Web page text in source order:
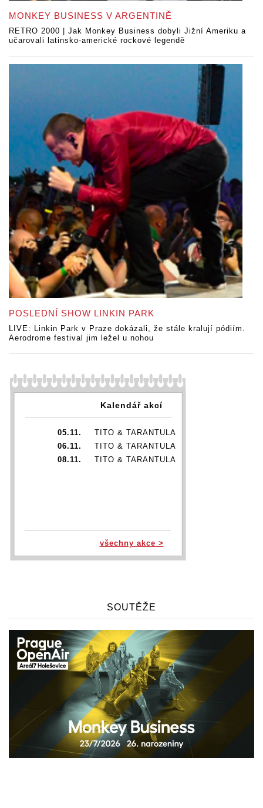
MONKEY BUSINESS V ARGENTINĚ
RETRO 2000 | Jak Monkey Business dobyli Jižní Ameriku a
učarovali latinsko-americké rockové legendě
POSLEDNÍ SHOW LINKIN PARK
LIVE: Linkin Park v Praze dokázali, že stále kralují pódiím.
Aerodrome festival jim ležel u nohou
Kalendář akcí
05.11.
TITO & TARANTULA
06.11.
TITO & TARANTULA
08.11.
TITO & TARANTULA
všechny akce >
SOUTĚŽE